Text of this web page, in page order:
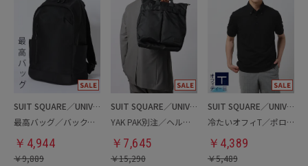
SUIT SQUARE／UNIVERSAL LANGUAGE
最高バッグ／バックパック
￥ 4,944
￥9,889
SUIT SQUARE／UNIVERSAL LANGUAGE
YAK PAK別注／ヘルメットバッグ
￥ 7,645
￥15,290
SUIT SQUARE／UNIVERSAL LANGUAGE
冷たいオフィT／ポロシャツ
￥ 4,389
￥5,489